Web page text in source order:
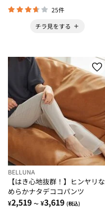
25件
チラ見をする
BELLUNA
【はき心地抜群！】ヒンヤリな
めらかナタデココパンツ
¥2,519 ～ ¥3,619 (税込)